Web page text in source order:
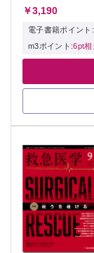
￥3,190
電子書籍ポイント:
m3ポイント:6pt相